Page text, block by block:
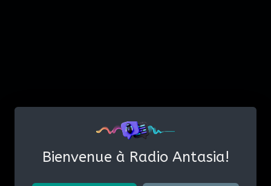
Bienvenue à Radio Antasia!